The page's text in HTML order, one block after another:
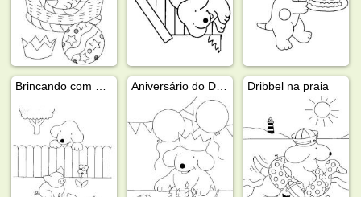
Dribbel na praia